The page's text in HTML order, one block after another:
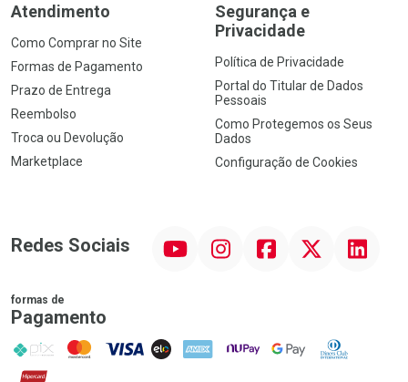
Atendimento
Como Comprar no Site
Formas de Pagamento
Prazo de Entrega
Reembolso
Troca ou Devolução
Marketplace
Segurança e
Privacidade
Política de Privacidade
Portal do Titular de Dados
Pessoais
Como Protegemos os Seus
Dados
Configuração de Cookies
Redes Sociais InstagramFacebook Linkedin
formas de
Pagamento
PIX MasterCard
VISA ELO AMEX NuPay Google PayDiners Club
Hipercard